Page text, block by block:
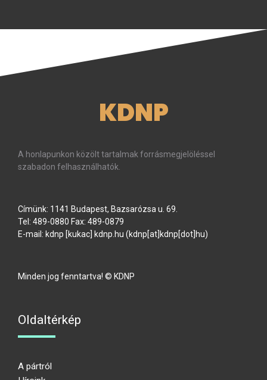
KDNP
A honlapunkon közölt tartalmak forrásmegjelöléssel
szabadon felhasználhatók.
Címünk: 1141 Budapest, Bazsarózsa u. 69.
Tel: 489-0880 Fax: 489-0879
E-mail: kdnp [kukac] kdnp.hu (kdnp[at]kdnp[dot]hu)
Minden jog fenntartva! © KDNP
Oldaltérkép
A pártról